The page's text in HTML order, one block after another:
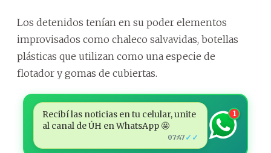
Los detenidos tenían en su poder elementos
improvisados como chaleco salvavidas, botellas
plásticas que utilizan como una especie de
flotador y gomas de cubiertas.
Recibí las noticias en tu celular, unite
al canal de ÚH en WhatsApp 🤩
07:47 ✓✓
1